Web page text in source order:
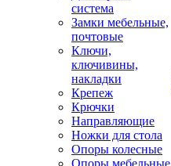
система
Замки мебельные,
почтовые
Ключи,
ключивины,
накладки
Крепеж
Крючки
Направляющие
Ножки для стола
Опоры колесные
Опоры мебельные